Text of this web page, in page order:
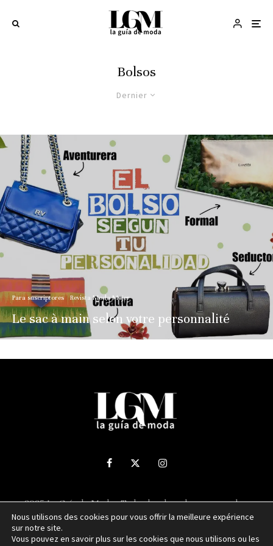
Bolsos
Dernier
Para suscriptores Revista Moda Mujer
Le sac à main selon votre personnalité
2025 La Guía de Moda - Todos los derechos reservados.
Sitio web desarrollado porNUBEXO
Nous utilisons des cookies pour vous offrir la meilleure expérience
sur notre site.
Vous pouvez en savoir plus sur les cookies que nous utilisons ou les